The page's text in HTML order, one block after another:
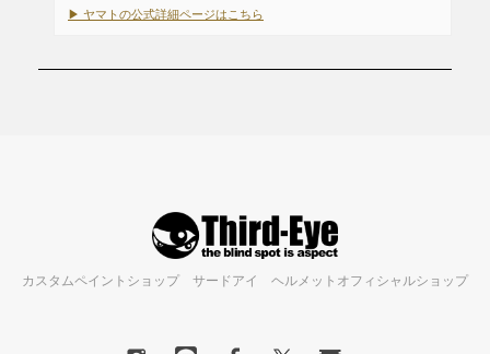
▶ ヤマトの公式詳細ページはこちら
カスタムペイントショップ サードアイ ヘルメットオフィシャルショップ